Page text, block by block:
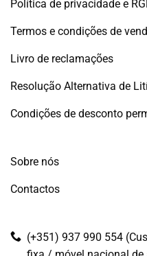
Política de privacidade e
Termos e condições de
Livro de reclamações
Resolução Alternativa de
Condições de desconto
Sobre nós
Contactos
(+351) 937 990 554